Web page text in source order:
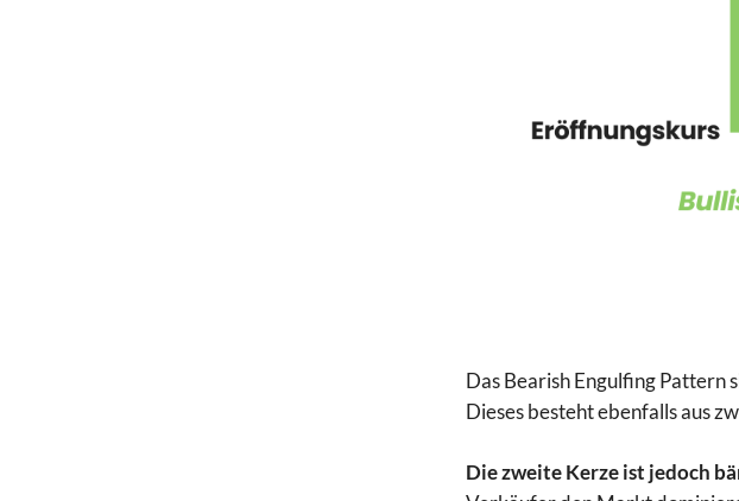
Das Bearish Engulfing Pattern
Dieses besteht ebenfalls aus
Die zweite Kerze ist jedoch